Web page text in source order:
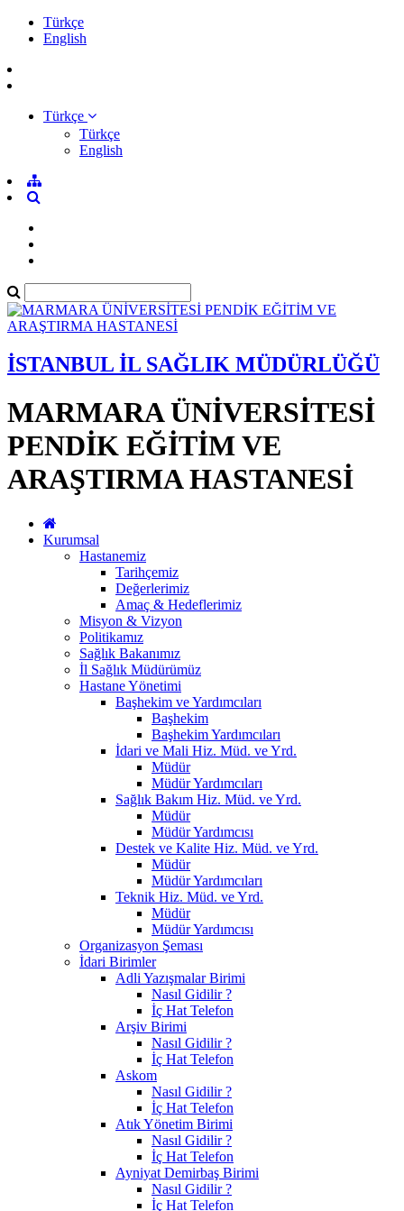
Türkçe
English
Türkçe
Türkçe
English
İSTANBUL İL SAĞLIK MÜDÜRLÜĞÜ
MARMARA ÜNİVERSİTESİ
PENDİK EĞİTİM VE
ARAŞTIRMA HASTANESİ
Kurumsal
Hastanemiz
Tarihçemiz
Değerlerimiz
Amaç & Hedeflerimiz
Misyon & Vizyon
Politikamız
Sağlık Bakanımız
İl Sağlık Müdürümüz
Hastane Yönetimi
Başhekim ve Yardımcıları
Başhekim
Başhekim Yardımcıları
İdari ve Mali Hiz. Müd. ve Yrd.
Müdür
Müdür Yardımcıları
Sağlık Bakım Hiz. Müd. ve Yrd.
Müdür
Müdür Yardımcısı
Destek ve Kalite Hiz. Müd. ve Yrd.
Müdür
Müdür Yardımcıları
Teknik Hiz. Müd. ve Yrd.
Müdür
Müdür Yardımcısı
Organizasyon Şeması
İdari Birimler
Adli Yazışmalar Birimi
Nasıl Gidilir ?
İç Hat Telefon
Arşiv Birimi
Nasıl Gidilir ?
İç Hat Telefon
Askom
Nasıl Gidilir ?
İç Hat Telefon
Atık Yönetim Birimi
Nasıl Gidilir ?
İç Hat Telefon
Ayniyat Demirbaş Birimi
Nasıl Gidilir ?
İç Hat Telefon